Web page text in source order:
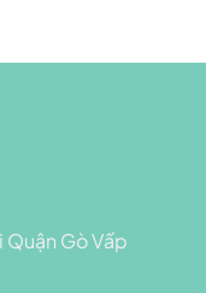
Gò Vấp